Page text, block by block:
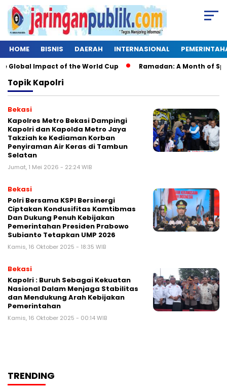
HOME BISNIS DAERAH INTERNASIONAL
Impact of the World Cup Ramadan: A Month of
TopikKapolri
Bekasi
Kapolres Metro Bekasi Dampingi
Kapolri dan Kapolda Metro Jaya
Takziah ke Kediaman Korban
Penyiraman Air Keras di Tambun
Selatan
Jumat, 1 Mei 2026 - 22:24 WIB
Bekasi
Polri Bersama KSPI Bersinergi
Ciptakan Kondusifitas Kamtibmas
Dan Dukung Penuh Kebijakan
Pemerintahan Presiden Prabowo
Subianto Tetapkan UMP 2026
Kamis, 16 Oktober 2025 - 18:35 WIB
Bekasi
Kapolri : Buruh Sebagai Kekuatan
Nasional Dalam Menjaga Stabilitas
dan Mendukung Arah Kebijakan
Pemerintahan
Kamis, 16 Oktober 2025 - 00:14 WIB
TRENDING